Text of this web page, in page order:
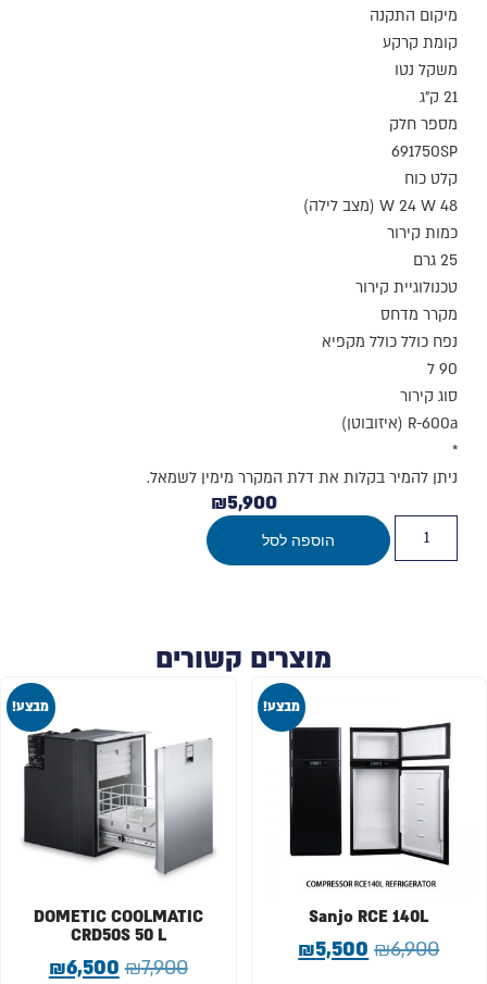
מיקום התקנה
קומת קרקע
משקל נטו
21 ק"ג
מספר חלק
691750SP
קלט כוח
48 W 24 W (מצב לילה)
כמות קירור
25 גרם
טכנולוגיית קירור
מקרר מדחס
נפח כולל כולל מקפיא
90 ל
סוג קירור
R-600a (איזובוטן)
*
ניתן להמיר בקלות את דלת המקרר מימין לשמאל.
₪5,900
הוספה לסל
מוצרים קשורים
מבצע!
Sanjo RCE 140L
₪6,900
₪5,500
מבצע!
DOMETIC COOLMATIC
CRD50S 50 L
₪7,900
₪6,500